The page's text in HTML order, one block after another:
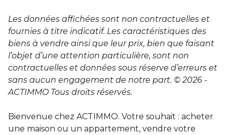
Les données affichées sont non contractuelles et
fournies à titre indicatif. Les caractéristiques des
biens à vendre ainsi que leur prix, bien que faisant
l’objet d’une attention particulière, sont non
contractuelles et données sous réserve d’erreurs et
sans aucun engagement de notre part. © 2026 -
ACTIMMO Tous droits réservés.
Bienvenue chez ACTIMMO. Votre souhait : acheter
une maison ou un appartement, vendre votre